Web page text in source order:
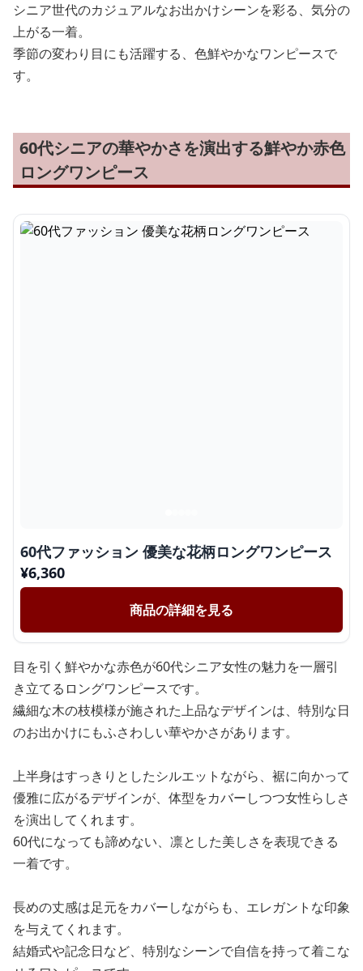
シニア世代のカジュアルなお出かけシーンを彩る、気分の
上がる一着。
季節の変わり目にも活躍する、色鮮やかなワンピースで
す。
60代シニアの華やかさを演出する鮮やか赤色
ロングワンピース
60代ファッション 優美な花柄ロングワンピース
¥6,360
商品の詳細を見る
目を引く鮮やかな赤色が60代シニア女性の魅力を一層引
き立てるロングワンピースです。
繊細な木の枝模様が施された上品なデザインは、特別な日
のお出かけにもふさわしい華やかさがあります。
上半身はすっきりとしたシルエットながら、裾に向かって
優雅に広がるデザインが、体型をカバーしつつ女性らしさ
を演出してくれます。
60代になっても諦めない、凛とした美しさを表現できる
一着です。
長めの丈感は足元をカバーしながらも、エレガントな印象
を与えてくれます。
結婚式や記念日など、特別なシーンで自信を持って着こな